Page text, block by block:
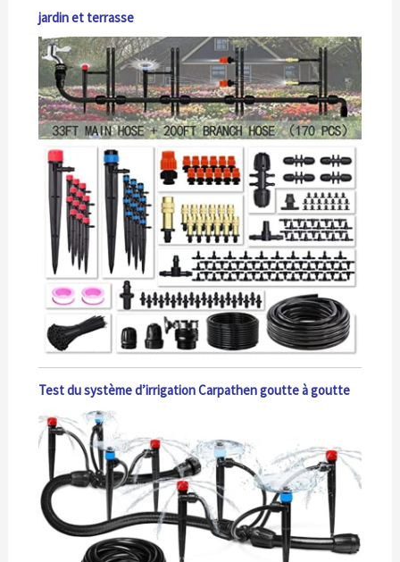
jardin et terrasse
Test du système d’irrigation Carpathen goutte à goutte